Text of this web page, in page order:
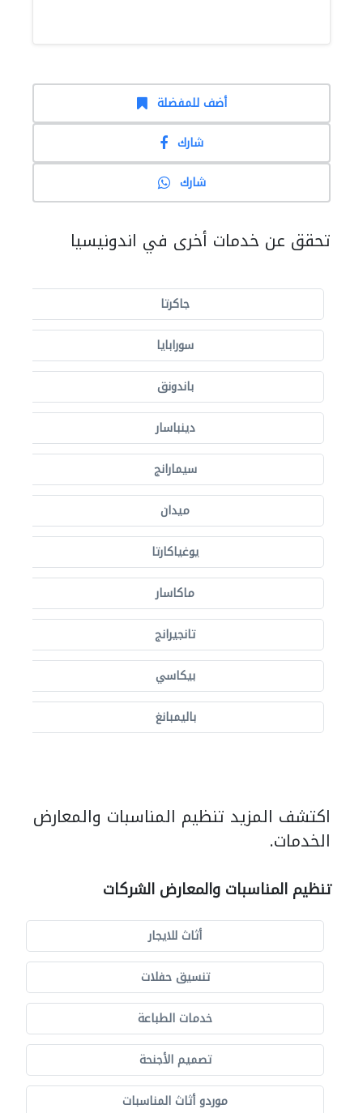
أضف للمفضلة
شارك
شارك
تحقق عن خدمات أخرى في اندونيسيا
جاكرتا
سورابايا
باندونق
دينباسار
سيمارانج
ميدان
يوغياكارتا
ماكاسار
تانجيرانج
بيكاسي
باليمبانغ
اكتشف المزيد تنظيم المناسبات والمعارض
الخدمات.
تنظيم المناسبات والمعارض الشركات
أثاث للايجار
تنسيق حفلات
خدمات الطباعة
تصميم الأجنحة
موردو أثاث المناسبات